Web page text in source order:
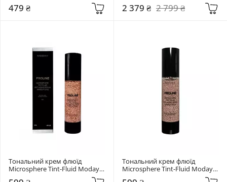
479 ₴ 2 379 ₴ 2 799 ₴
Тональний крем флюїд
Microsphere Tint-Fluid Moday
Тональний крем флюїд
Microsphere Tint-Fluid Moday